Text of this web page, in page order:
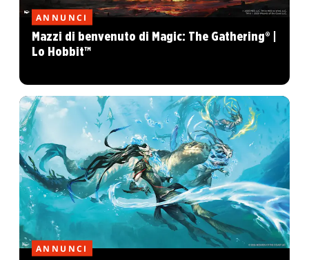
ANNUNCI
Mazzi di benvenuto di Magic: The Gathering® |
Lo Hobbit™
ANNUNCI